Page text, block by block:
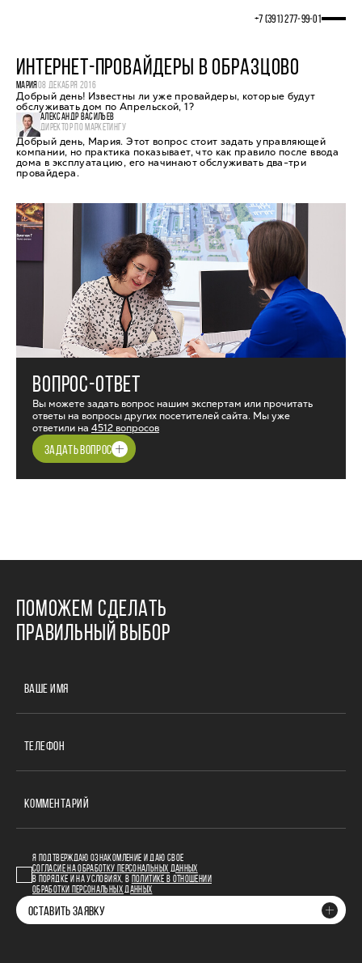
+7 (391) 277‒99‒01
ИНТЕРНЕТ-ПРОВАЙДЕРЫ В ОБРАЗЦОВО
МАРИЯ08 ДЕКАБРЯ 2016
Добрый день! Известны ли уже провайдеры, которые будут
обслуживать дом по Апрельской, 1?
АЛЕКСАНДР ВАСИЛЬЕВ
ДИРЕКТОР ПО МАРКЕТИНГУ
Добрый день, Мария. Этот вопрос стоит задать управляющей
компании, но практика показывает, что как правило после ввода
дома в эксплуатацию, его начинают обслуживать два-три
провайдера.
ВОПРОС-ОТВЕТ
Вы можете задать вопрос нашим экспертам или прочитать
ответы на вопросы других посетителей сайта. Мы уже
ответили на 4512 вопросов
ЗАДАТЬ ВОПРОС
ПОМОЖЕМ СДЕЛАТЬ
ПРАВИЛЬНЫЙ ВЫБОР
ВАШЕ ИМЯ
ТЕЛЕФОН
КОММЕНТАРИЙ
Я ПОДТВЕРЖДАЮ ОЗНАКОМЛЕНИЕ И ДАЮ СВОЕ
СОГЛАСИЕ НА ОБРАБОТКУ ПЕРСОНАЛЬНЫХ ДАННЫХ
В ПОРЯДКЕ И НА УСЛОВИЯХ, В
ПОЛИТИКЕ В ОТНОШЕНИИ
ОБРАБОТКИ ПЕРСОНАЛЬНЫХ ДАННЫХ
ОСТАВИТЬ ЗАЯВКУ